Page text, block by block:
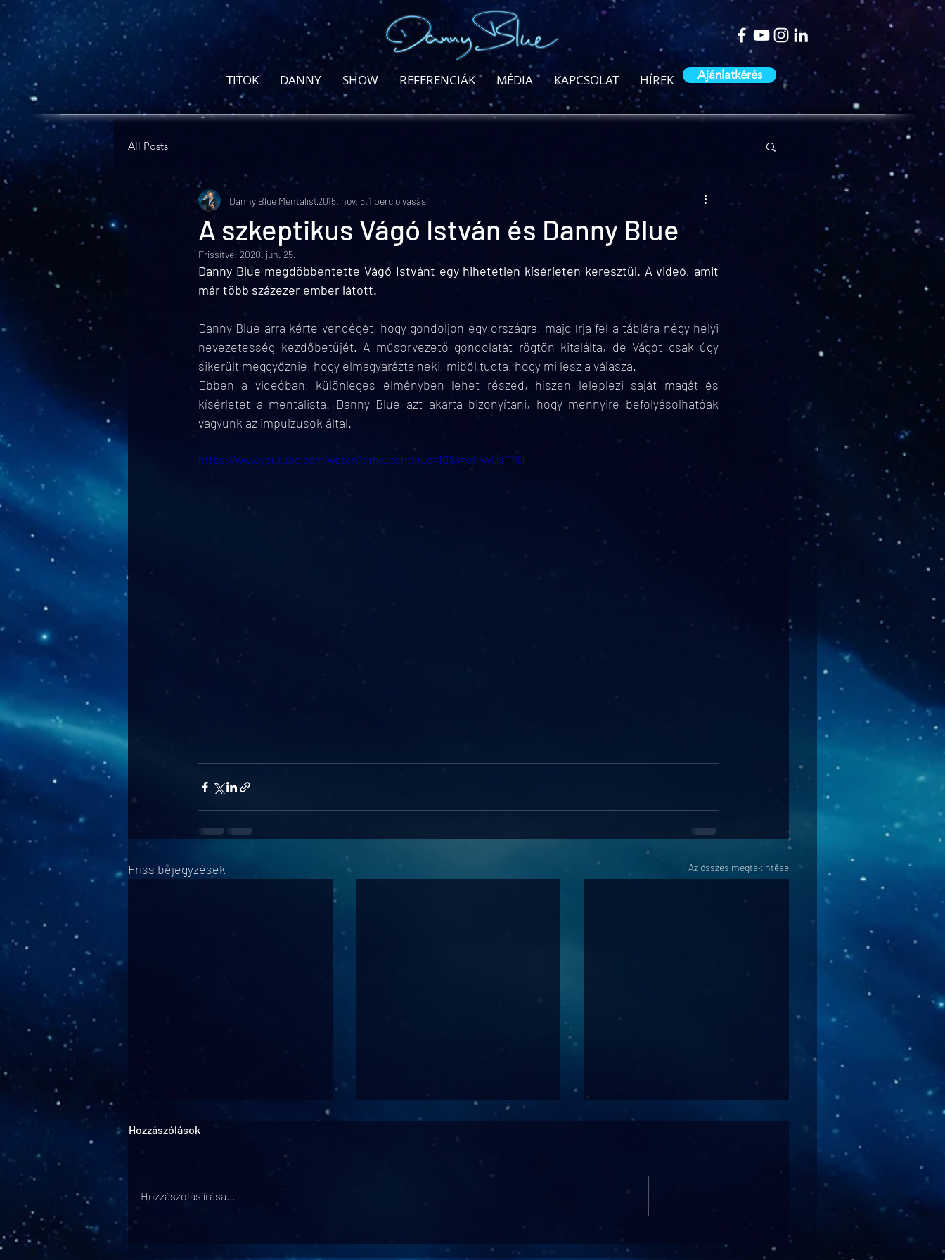
TITOK DANNY SHOW REFERENCIÁK MÉDIA KAPCSOLAT HÍREK Ajánlatkérés
All Posts
A szkeptikus Vágó István és Danny Blue
Danny Blue Mentalist2015. nov. 5. 1 perc olvasás
Frissítve: 2020. jún. 25.
Danny Blue megdöbbentette Vágó Istvánt egy hihetetlen kísérleten keresztül. A videó, amit
már több százezer ember látott.
Danny Blue arra kérte vendégét, hogy gondoljon egy országra, majd írja fel a táblára négy helyi
nevezetesség kezdőbetűjét. A műsorvezető gondolatát rögtön kitalálta, de Vágót csak úgy
sikerült meggyőznie, hogy elmagyarázta neki, miből tudta, hogy mi lesz a válasza.
Ebben a videóban, különleges élményben lehet részed, hiszen leleplezi saját magát és
kísérletét a mentalista. Danny Blue azt akarta bizonyítani, hogy mennyire befolyásolhatóak
vagyunk az impulzusok által.
https://www.youtube.com/watch?time_continue=10&v=ohivxUsTfIU
Friss bejegyzések Az összes megtekintése
indul a Tudatfeletti
el a választás eredményét:
A "Nagy Ő" műsorába hívtak -
végül ezért nem tudtam
Hozzászólások
Hozzászólás írása...